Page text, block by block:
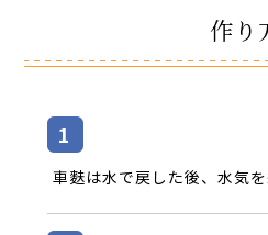
作り
車麩は水で戻した後、水気を